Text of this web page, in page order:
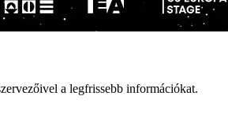
a legfrissebb információkat.